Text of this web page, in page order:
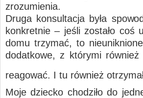
zrozumienia.
Druga konsultacja była
konkretnie – jeśli zostało
domu trzymać, to
dodatkowe, z którymi
reagować. I tu również
Moje dziecko chodziło do